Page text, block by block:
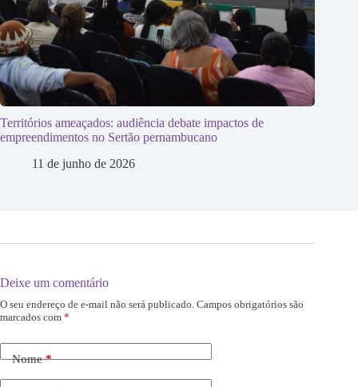
Territórios ameaçados: audiência debate impactos de
empreendimentos no Sertão pernambucano
11 de junho de 2026
Deixe um comentário
O seu endereço de e-mail não será publicado. Campos obrigatórios são
marcados com *
Nome*